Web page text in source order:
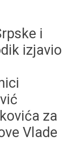
i
izjavio
za
Vlade